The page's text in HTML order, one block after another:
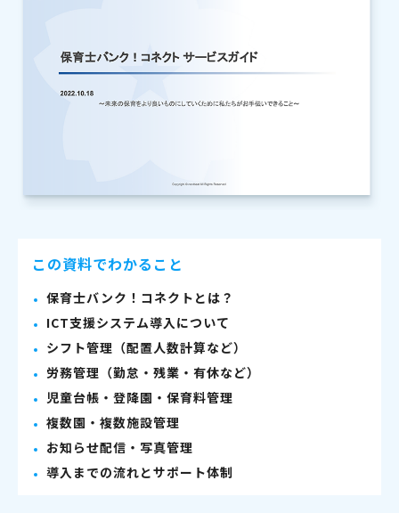
この資料でわかること
保育士バンク！コネクトとは？
ICT支援システム導入について
シフト管理（配置人数計算など）
労務管理（勤怠・残業・有休など）
児童台帳・登降園・保育料管理
複数園・複数施設管理
お知らせ配信・写真管理
導入までの流れとサポート体制